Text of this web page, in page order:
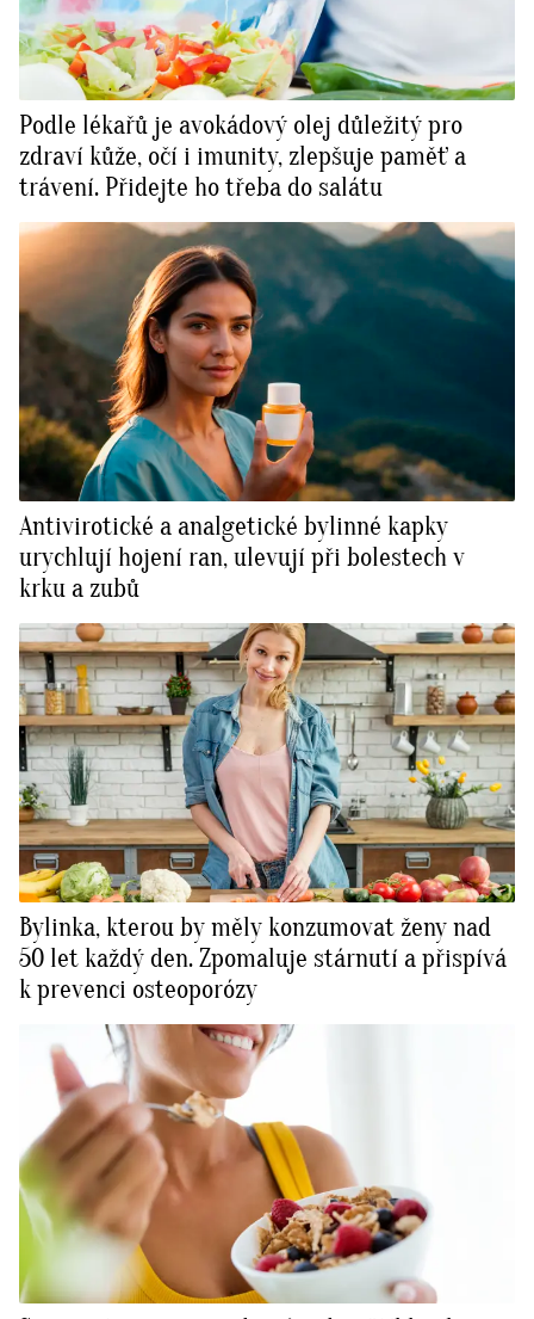
Podle lékařů je avokádový olej důležitý pro
zdraví kůže, očí i imunity, zlepšuje paměť a
trávení. Přidejte ho třeba do salátu
Antivirotické a analgetické bylinné kapky
urychlují hojení ran, ulevují při bolestech v
krku a zubů
Bylinka, kterou by měly konzumovat ženy nad
50 let každý den. Zpomaluje stárnutí a přispívá
k prevenci osteoporózy